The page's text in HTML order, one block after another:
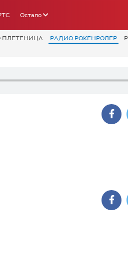
Остало
ПЛЕТЕНИЦА РАДИО РОКЕНРОЛЕР